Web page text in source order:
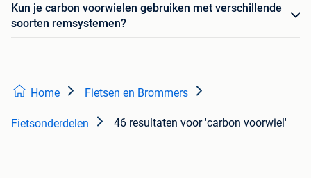
Kun je carbon voorwielen gebruiken met verschillende
soorten remsystemen?
Home Fietsen en Brommers
Fietsonderdelen 46 resultaten voor 'carbon voorwiel'